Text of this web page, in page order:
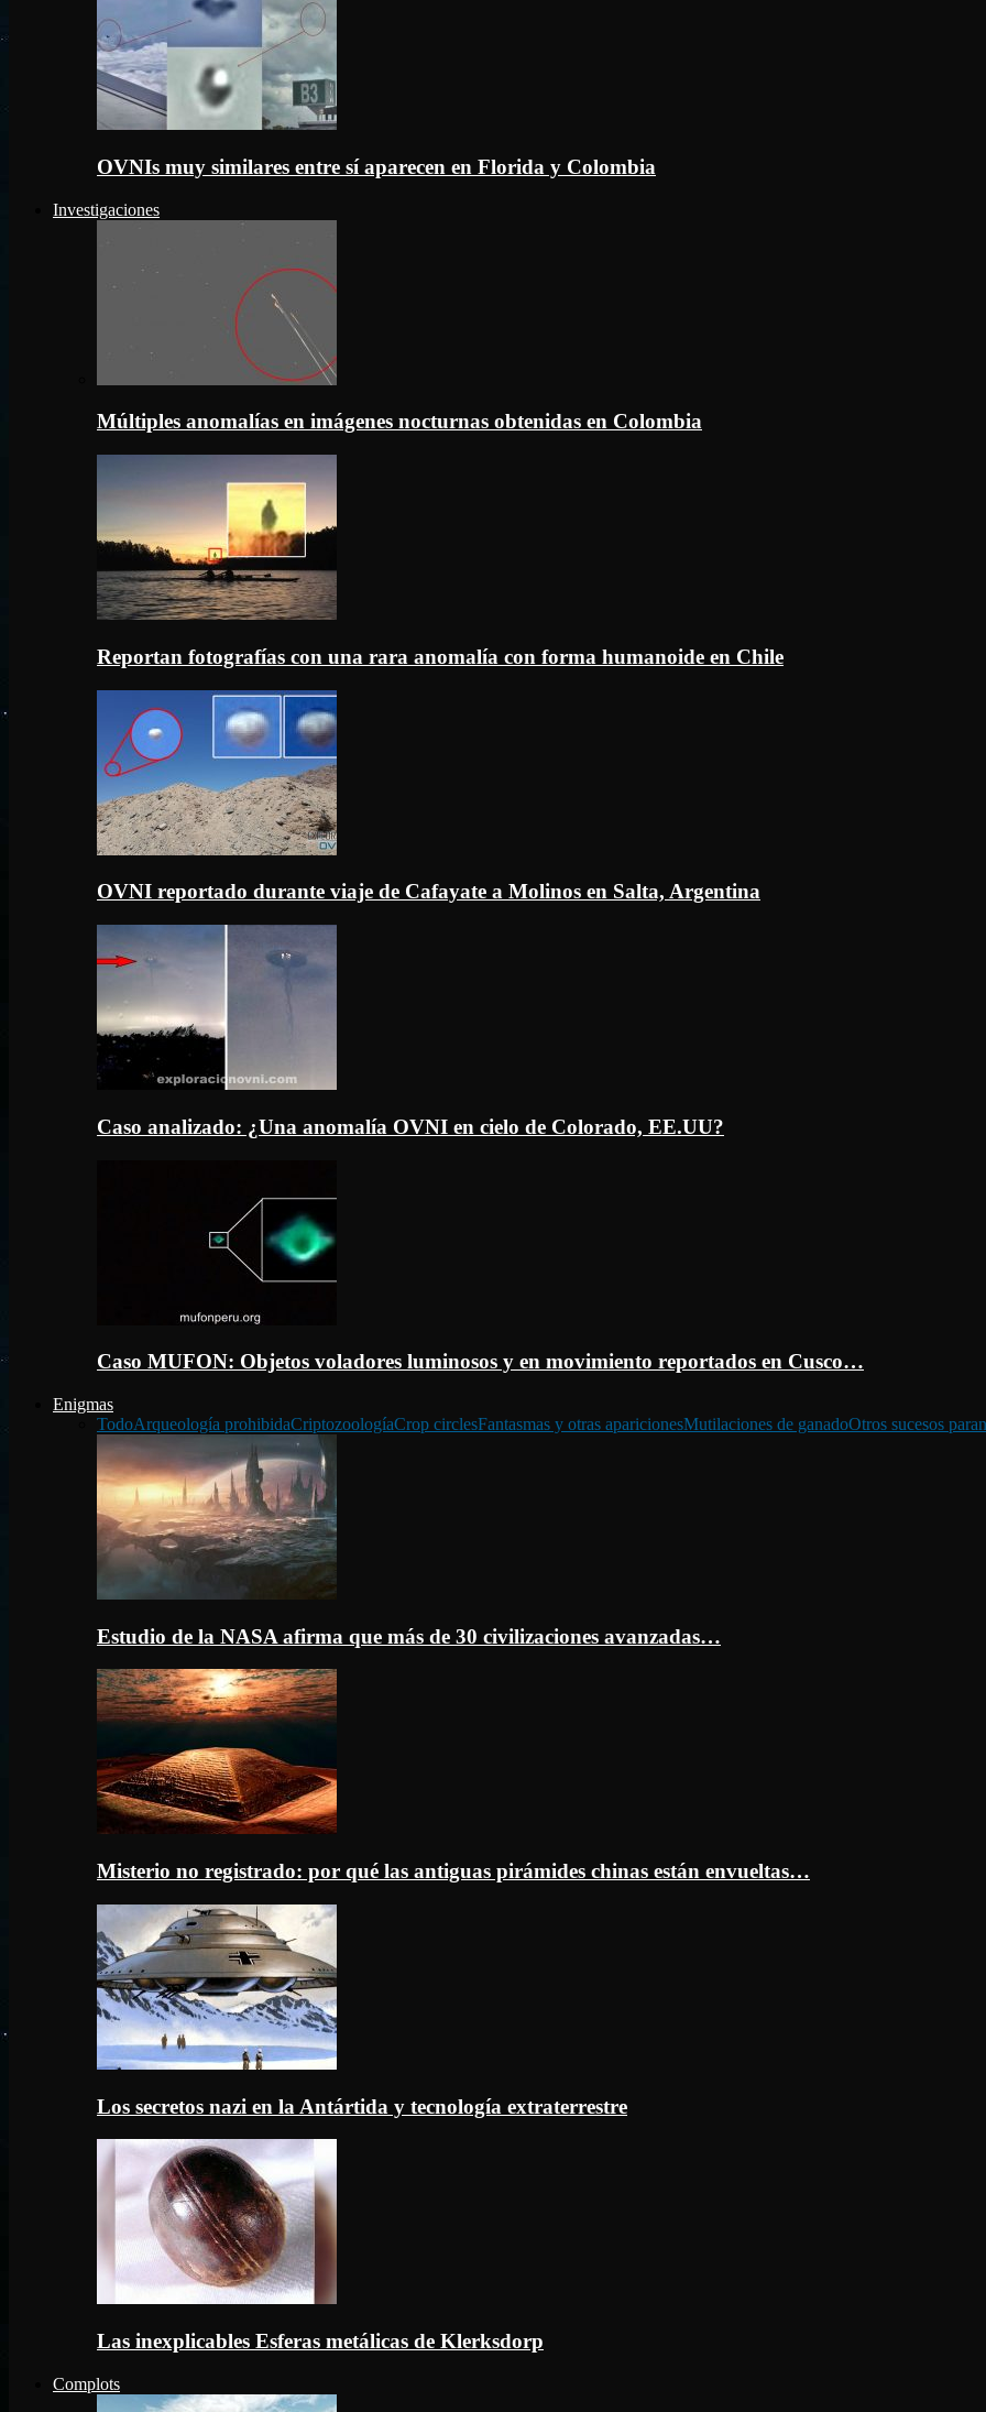
OVNIs muy similares entre sí aparecen en Florida y Colombia
Investigaciones
Múltiples anomalías en imágenes nocturnas obtenidas en Colombia
Reportan fotografías con una rara anomalía con forma humanoide en Chile
OVNI reportado durante viaje de Cafayate a Molinos en Salta, Argentina
Caso analizado: ¿Una anomalía OVNI en cielo de Colorado, EE.UU?
Caso MUFON: Objetos voladores luminosos y en movimiento reportados en Cusco…
Enigmas
TodoArqueología prohibidaCriptozoologíaCrop circlesFantasmas y otras aparicionesMutilaciones de ganadoOtros sucesos
Estudio de la NASA afirma que más de 30 civilizaciones avanzadas…
Misterio no registrado: por qué las antiguas pirámides chinas están envueltas…
Los secretos nazi en la Antártida y tecnología extraterrestre
Las inexplicables Esferas metálicas de Klerksdorp
Complots